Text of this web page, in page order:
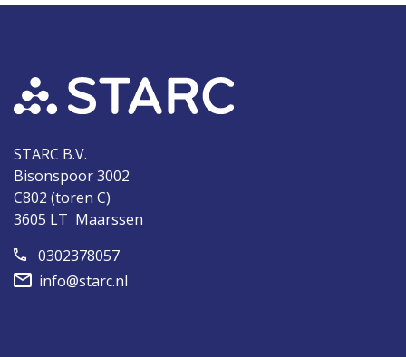
STARC B.V.
Bisonspoor 3002
C802 (toren C)
3605 LT Maarssen
0302378057
info@starc.nl